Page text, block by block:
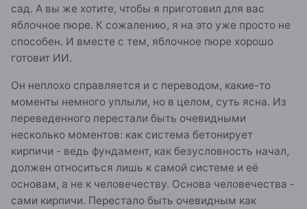
сад. А вы же хотите, чтобы я приготовил для вас
яблочное пюре. К сожалению, я на это уже просто не
способен. И вместе с тем, яблочное пюре хорошо
готовит ИИ.
Он неплохо справляется и с переводом, какие-то
моменты немного уплыли, но в целом, суть ясна. Из
переведенного перестали быть очевидными
несколько моментов: как система бетонирует
кирпичи - ведь фундамент, как безусловность начал,
должен относиться лишь к самой системе и её
основам, а не к человечеству. Основа человечества -
сами кирпичи. Перестало быть очевидным как